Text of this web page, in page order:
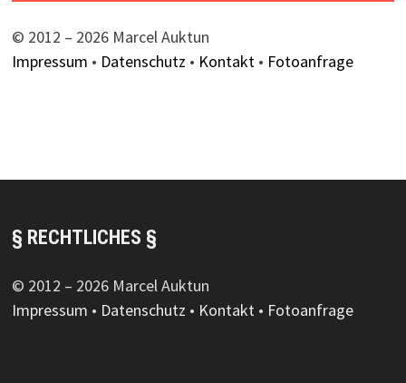
© 2012 – 2026 Marcel Auktun
Impressum • Datenschutz • Kontakt• Fotoanfrage
§ RECHTLICHES §
© 2012 – 2026 Marcel Auktun
Impressum • Datenschutz • Kontakt• Fotoanfrage